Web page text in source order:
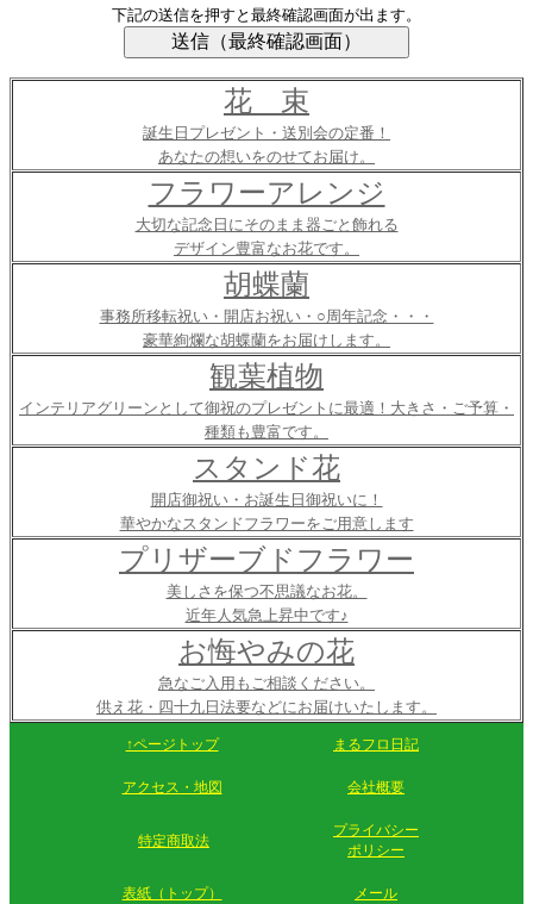
下記の送信を押すと最終確認画面が出ます。
花 束
誕生日プレゼント・送別会の定番！
あなたの想いをのせてお届け。
フラワーアレンジ
大切な記念日にそのまま器ごと飾れる
デザイン豊富なお花です。
胡蝶蘭
事務所移転祝い・開店お祝い・○周年記念・・・
豪華絢爛な胡蝶蘭をお届けします。
観葉植物
インテリアグリーンとして御祝のプレゼントに最適！大きさ・ご予算・
種類も豊富です。
スタンド花
開店御祝い・お誕生日御祝いに！
華やかなスタンドフラワーをご用意します
プリザーブドフラワー
美しさを保つ不思議なお花。
近年人気急上昇中です♪
お悔やみの花
急なご入用もご相談ください。
供え花・四十九日法要などにお届けいたします。
↑ページトップ まるフロ日記
アクセス・地図 会社概要
特定商取法
プライバシー
ポリシー
表紙（トップ） メール